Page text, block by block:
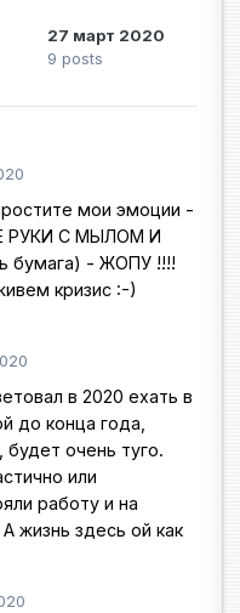
27 март 2020
9 posts
мои эмоции -
С МЫЛОМ И
бумага) - ЖОПУ !!!!
кризис :-)
в 2020 ехать в
до конца года,
будет очень туго.
или
работу и на
жизнь здесь ой как